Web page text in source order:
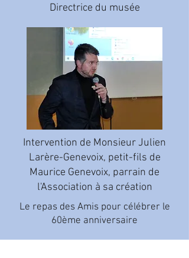
Directrice du musée
Intervention de Monsieur Julien
Larère-Genevoix, petit-fils de
Maurice Genevoix, parrain de
l'Association à sa création
Le repas des Amis pour célébrer le
60ème anniversaire